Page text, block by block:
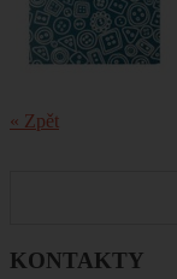
KONTAKTY
« Zpět